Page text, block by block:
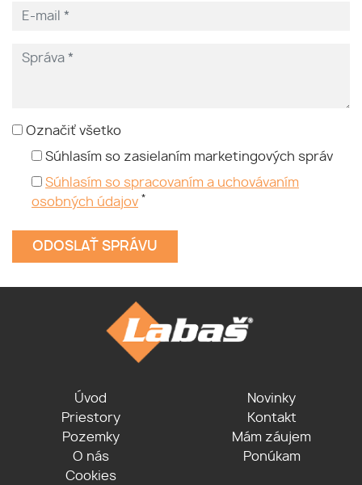
Označiť všetko
Súhlasím so zasielaním marketingových správ
Súhlasím so spracovaním a uchovávaním
osobných údajov *
Úvod
Priestory
Pozemky
O nás
Cookies
Novinky
Kontakt
Mám záujem
Ponúkam